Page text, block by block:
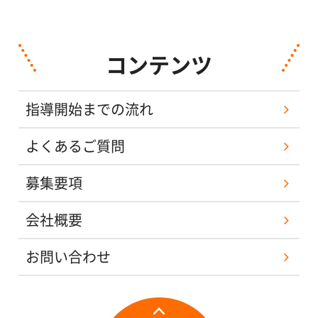
コンテンツ
指導開始までの流れ
よくあるご質問
募集要項
会社概要
お問い合わせ